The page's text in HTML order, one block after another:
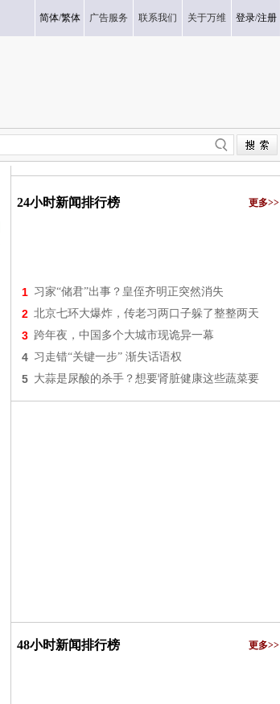
简体/繁体 广告服务 联系我们 关于万维 登录/注册
24小时新闻排行榜 更多>>
1 习家“储君”出事？皇侄齐明正突然消失
2 北京七环大爆炸，传老习两口子躲了整整两天
3 跨年夜，中国多个大城市现诡异一幕
4 习走错“关键一步” 渐失话语权
5 大蒜是尿酸的杀手？想要肾脏健康这些蔬菜要
48小时新闻排行榜 更多>>